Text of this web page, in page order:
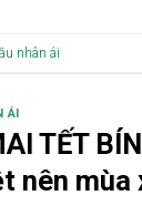
nhân ái
ÁI
TẾT
nên mùa